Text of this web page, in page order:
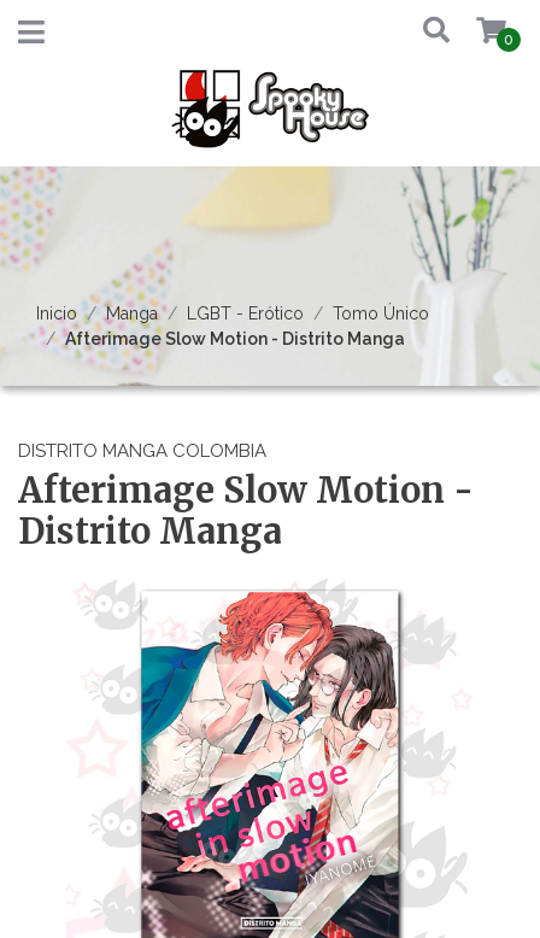
0
Inicio Manga LGBT - Erótico
Tomo Único
Afterimage Slow Motion - Distrito Manga
DISTRITO MANGA COLOMBIA
Afterimage Slow Motion -
Distrito Manga